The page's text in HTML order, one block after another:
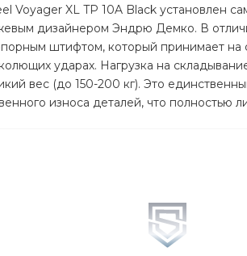
Voyager XL TP 10A Black установлен
дизайнером Эндрю Демко. В
штифтом, который принимает
ударах. Нагрузка на
вес (до 150-200 кг). Это
износа деталей, что полностью